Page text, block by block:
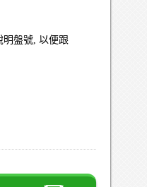
明盤號, 以便跟